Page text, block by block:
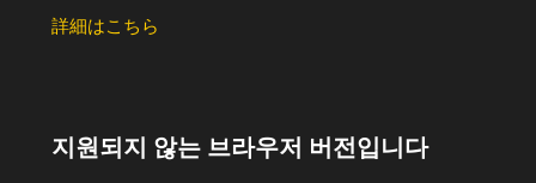
詳細はこちら
지원되지 않는 브라우저 버전입니다